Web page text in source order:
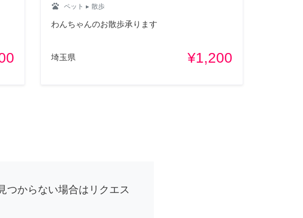
pets ペット ▸ 散歩
わんちゃんのお散歩承ります
埼玉県 ¥1,200
つからない場合はリクエス